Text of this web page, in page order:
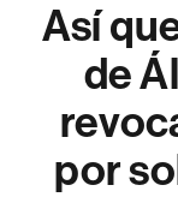
Así
de
por